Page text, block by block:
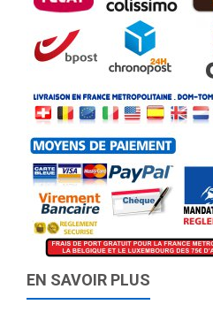
EN SAVOIR PLUS